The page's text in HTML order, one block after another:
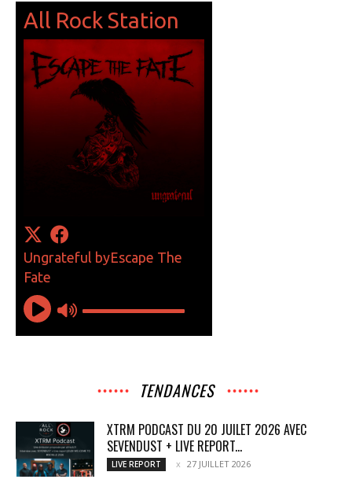
TENDANCES
XTRM PODCAST DU 20 JUILET 2026 AVEC
SEVENDUST + LIVE REPORT...
LIVE REPORT 27 JUILLET 2026